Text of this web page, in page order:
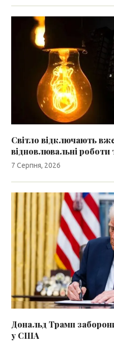
Світло відключають
відновлювальні роботи
7 Серпня, 2026
Дональд Трамп
у США